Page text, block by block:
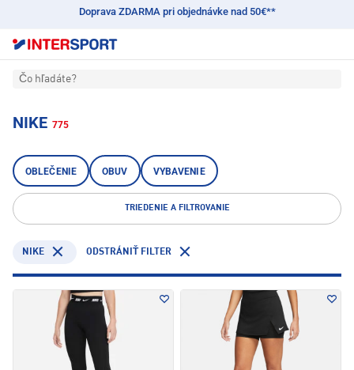
Doprava ZDARMA pri objednávke nad 50€**
Čo hľadáte?
NIKE 775
OBLEČENIE OBUV VYBAVENIE
TRIEDENIE A FILTROVANIE
NIKE ODSTRÁNIŤ FILTER